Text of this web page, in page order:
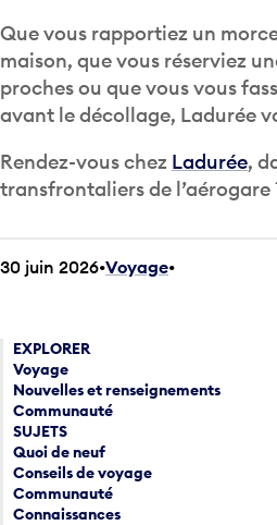
Que vous rapportiez un
maison, que vous réserviez
proches ou que vous vous
avant le décollage, Ladurée
Rendez-vous chez Ladurée,
transfrontaliers de l’aérogare
30 juin 2026 Voyage•
EXPLORER
Voyage
Nouvelles et renseignements
Communauté
SUJETS
Quoi de neuf
Conseils de voyage
Communauté
Connaissances